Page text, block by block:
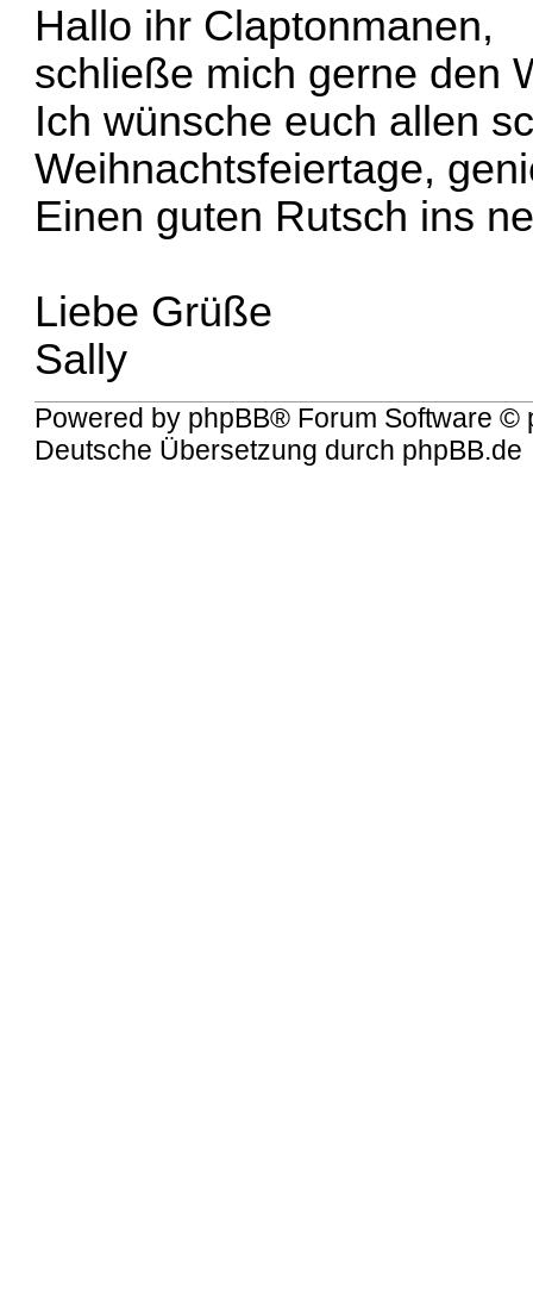
Hallo ihr Claptonmanen,
schließe mich gerne den
Ich wünsche euch allen
Weihnachtsfeiertage,
Einen guten Rutsch ins
Liebe Grüße
Sally
Powered by phpBB® Forum Software ©
Deutsche Übersetzung durch phpBB.de